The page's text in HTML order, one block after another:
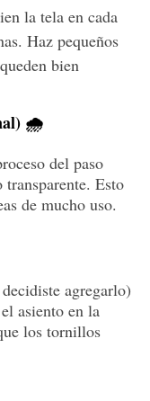
la tela en cada
Haz pequeños
bien
🌧️
del paso
Esto
de mucho uso.
agregarlo)
asiento en la
los tornillos